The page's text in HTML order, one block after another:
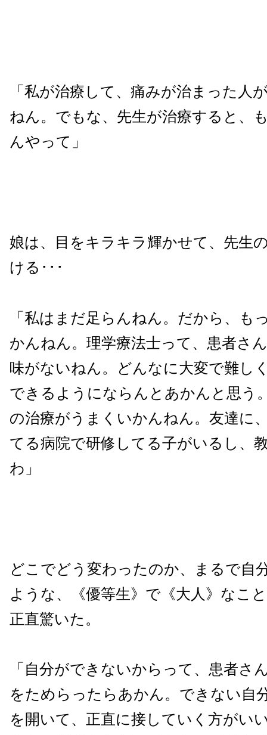
「私が治療して、痛みが治まった人
ねん。でもな、先生が治療すると、
んやって」
娘は、目をキラキラ輝かせて、先生
ける･･･
「私はまだ足らんねん。だから、も
かんねん。理学療法士って、患者さ
味がないねん。どんなに大変で難し
できるようにならんとあかんと思う
の治療がうまくいかんねん。友達に
てる病院で研修してる子がいるし、
わ」
どこでどう変わったのか、まるで自
ような、《優等生》で《大人》なこ
正直驚いた。
「自分ができないからって、患者さ
をためらったらあかん。できない自
を開いて、正直に接していく方がい